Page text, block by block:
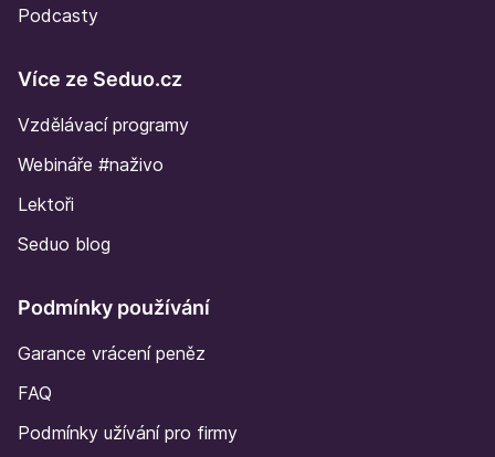
Podcasty
Více ze Seduo.cz
Vzdělávací programy
Webináře #naživo
Lektoři
Seduo blog
Podmínky používání
Garance vrácení peněz
FAQ
Podmínky užívání pro firmy